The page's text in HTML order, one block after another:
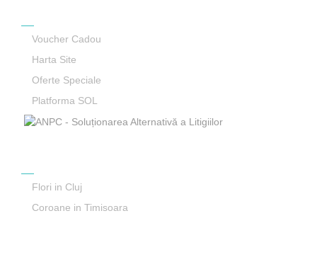
Voucher Cadou
Harta Site
Oferte Speciale
Platforma SOL
Flori in Cluj
Coroane in Timisoara